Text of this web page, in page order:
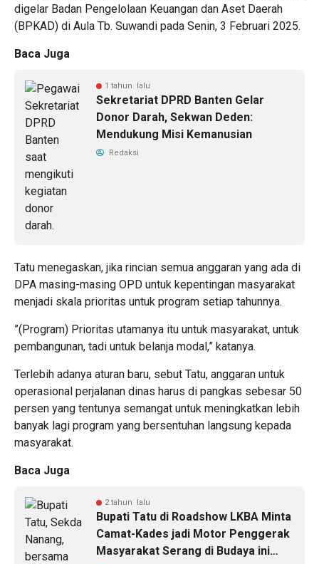
digelar Badan Pengelolaan Keuangan dan Aset Daerah
(BPKAD) di Aula Tb. Suwandi pada Senin, 3 Februari 2025.
Baca Juga
1 tahun lalu
Sekretariat DPRD Banten Gelar
Donor Darah, Sekwan Deden:
Mendukung Misi Kemanusian
Redaksi
Tatu menegaskan, jika rincian semua anggaran yang ada di
DPA masing-masing OPD untuk kepentingan masyarakat
menjadi skala prioritas untuk program setiap tahunnya.
”(Program) Prioritas utamanya itu untuk masyarakat, untuk
pembangunan, tadi untuk belanja modal,” katanya.
Terlebih adanya aturan baru, sebut Tatu, anggaran untuk
operasional perjalanan dinas harus di pangkas sebesar 50
persen yang tentunya semangat untuk meningkatkan lebih
banyak lagi program yang bersentuhan langsung kepada
masyarakat.
Baca Juga
2 tahun lalu
Bupati Tatu di Roadshow LKBA Minta
Camat-Kades jadi Motor Penggerak
Masyarakat Serang di Budaya ini…